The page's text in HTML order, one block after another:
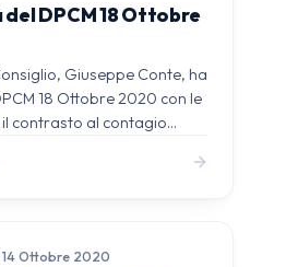
DPCM 18 Ottobre
Giuseppe Conte, ha
18 Ottobre 2020 con le
contrasto al contagio…
14 Ottobre 2020